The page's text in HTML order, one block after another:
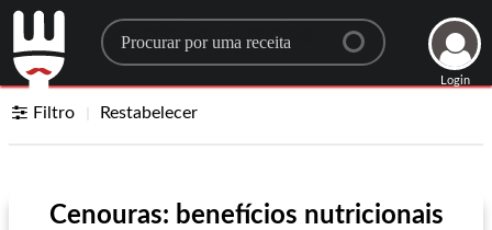
Search for a recipe
Login
Filtro Restabelecer
Cenouras: benefícios nutricionais